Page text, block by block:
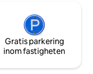
Gratis parkering
inom fastigheten